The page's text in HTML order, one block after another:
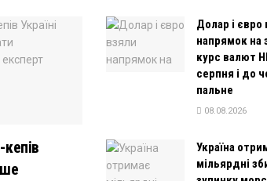
Долар і євро
напрямок на
курс валют
серпня і до
пальне
08.08.2026
Україна
мільярдні